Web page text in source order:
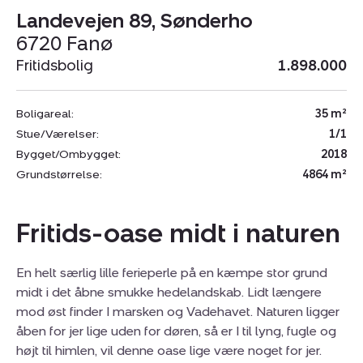
Landevejen 89, Sønderho
6720 Fanø
Fritidsbolig 1.898.000
Boligareal:
35 m²
Stue/Værelser:
1/1
Bygget/Ombygget:
2018
Grundstørrelse:
4864 m²
Fritids-oase midt i naturen
En helt særlig lille ferieperle på en kæmpe stor grund
midt i det åbne smukke hedelandskab. Lidt længere
mod øst finder I marsken og Vadehavet. Naturen ligger
åben for jer lige uden for døren, så er I til lyng, fugle og
højt til himlen, vil denne oase lige være noget for jer.